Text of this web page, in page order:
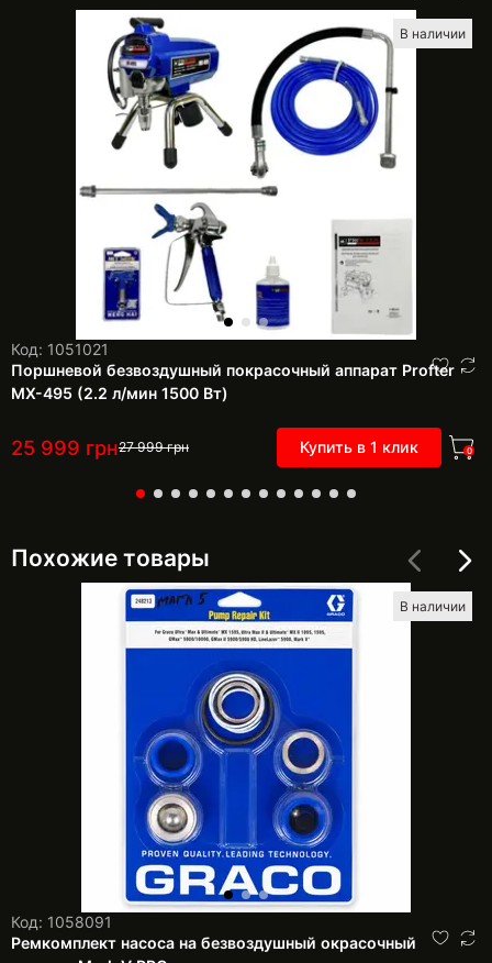
В наличии
Код: 1051021
Поршневой безвоздушный покрасочный аппарат Profter
MX-495 (2.2 л/мин 1500 Вт)
25 999 грн27 999грн Купить в 1 клик 0
Похожие товары
В наличии
Код: 1058091
Ремкомплект насоса на безвоздушный окрасочный